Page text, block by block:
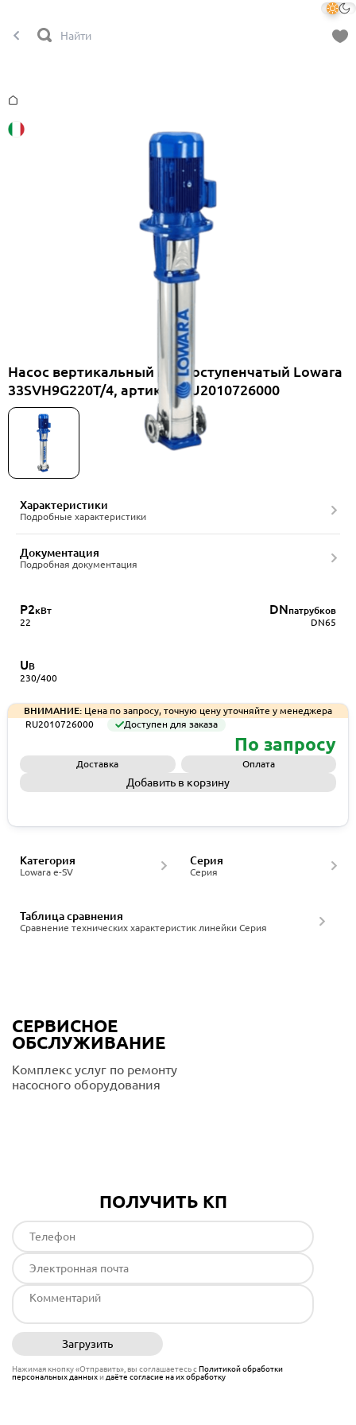
Насос вертикальный многоступенчатый Lowara
33SVH9G220T/4, артикул RU2010726000
Характеристики
Подробные характеристики
Документация
Подробная документация
P2кВт
22
DNпатрубков
DN65
UВ
230/400
ВНИМАНИЕ: Цена по запросу, точную цену уточняйте у менеджера
RU2010726000
Доступен для заказа
По запросу
Доставка Оплата
Добавить в корзину
Lowara e-SV
Категория
Серия
Серия
Сравнение технических характеристик линейки Серия
Таблица сравнения
СЕРВИСНОЕ
ОБСЛУЖИВАНИЕ
Комплекс услуг по ремонту
насосного оборудования
ПОЛУЧИТЬ КП
Загрузить
Нажимая кнопку «Отправить», вы соглашаетесь сПолитикой обработки
персональных данныхи даёте согласие на их обработку